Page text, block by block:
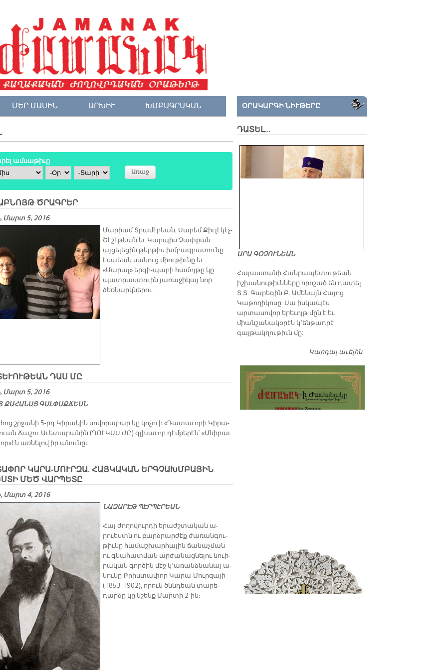
ՄԵՐ ՄԱՍԻՆ ԱՐԽԻՒ ԽՄԲԱԳՐԱԿԱՆ
ամսաթիւը
Օր Տարի
ԾՐԱԳՐԵՐ
5, 2016
Մարիամ Տրամէրեան, Սարեմ Քիւլէկէչ-
Շէշէթեան եւ Կարպիս Չափքան
այցելեցին թերթիս խմբագրատունը:
Էսաեան սանուց միութիւնը եւ
«Մարալ» երգի-պարի համոյթը կը
պատրաստուին յառաջիկայ նոր
ձեռնարկներու:
ԴԱՍ ՄԸ
5, 2016
ՔԱ­ՀԱ­ՆԱՅ ԳԱԼ­ՓԱՔ­ՃԵԱՆ
շրջա­նի 5-րդ Կի­րա­կին սո­վո­րա­բար կը կո­չուի «Դա­տա­ւո­րի Կի­րա­
Ճա­շու Ա­ւե­տա­րա­նին (ՂՈՒ­ԿԱՍ ԺԸ) գլխա­ւոր դէմ­քե­րէն՝ «Ա­նի­րաւ
առ­նե­լով իր ա­նու­նը։
ԿԱՐԱ-ՄՈՒՐԶԱ. ՀԱՅԿԱԿԱՆ ԵՐԳՉԱԽՄԲԱՅԻՆ
ՄԵԾ ՎԱՐՊԵՏԸ
Մարտ 4, 2016
ՆԱԶԱՐԷԹ ՊԷՐՊԷՐԵԱՆ
Հայ ժո­ղո­վուր­դի ե­րաժշ­տա­կան ա­
րուեստն ու բարձ­րար­ժէք ժա­ռան­գու­
թիւ­նը հա­մաշ­խար­հա­յին ճա­նաչ­ման
ու գնա­հատ­ման ար­ժա­նաց­նե­լու նուի­
րա­կան գոր­ծին մէջ կ՚ա­ռանձ­նա­նայ ա­
նու­նը Ք­­րիս­տա­փոր ­Կա­րա-­Մուր­զա­յի
(1853-1902), ո­րուն ծննդեան տա­րե­
դար­ձը կը նշենք ­Մարտի 2-ին։
ՕՐԱԿԱՐԳԻ ՆԻՒԹԵՐԸ
ԴԱՏԵԼ…
ԱՐԱ ԳՕՉՈՒՆԵԱՆ
​Հայաստանի Հանրապետութեան
իշխանութիւնները որոշած են դատել
Տ.Տ. Գարեգին Բ. Ամենայն Հայոց
Կաթողիկոսը: Սա իսկապէս
արտասովոր երեւոյթ մըն է եւ
միանշանակօրէն կ՚ենթադրէ
գայթակղութիւն մը:
Կարդալ աւելինԴատել…